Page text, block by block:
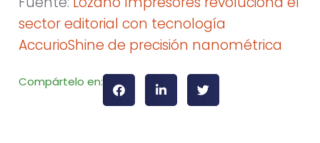
sector editorial con tecnología
AccurioShine de precisión nanométrica
Compártelo en: